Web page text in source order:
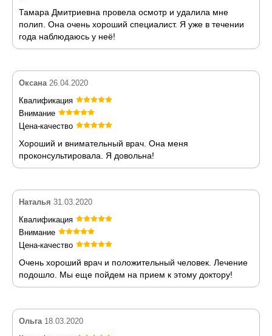
Тамара Дмитриевна провела осмотр и удалила мне
полип. Она очень хороший специалист. Я уже в течении
года наблюдаюсь у неё!
Оксана 26.04.2020
Квалификация
Внимание
Цена-качество
Хороший и внимательный врач. Она меня
проконсультировала. Я довольна!
Наталья 31.03.2020
Квалификация
Внимание
Цена-качество
Очень хороший врач и положительный человек. Лечение
подошло. Мы еще пойдем на прием к этому доктору!
Ольга 18.03.2020